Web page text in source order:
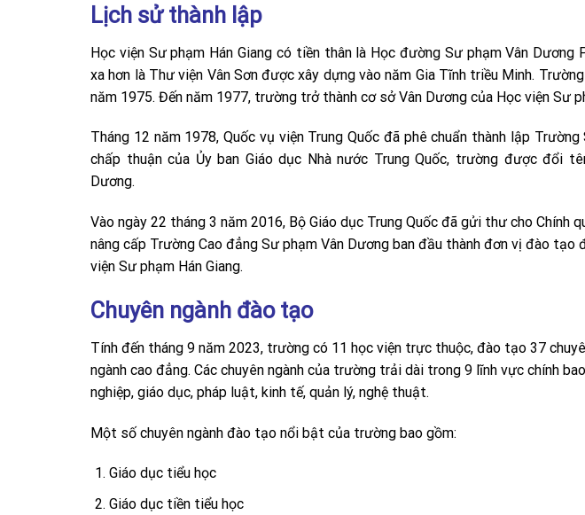
Lịch sử thành lập
Học viện Sư phạm Hán Giang có tiền thân là Học đường Sư phạm Vân
xa hơn là Thư viện Vân Sơn được xây dựng vào năm Gia Tĩnh triều Minh.
năm 1975. Đến năm 1977, trường trở thành cơ sở Vân Dương của Học viện Sư
Tháng 12 năm 1978, Quốc vụ viện Trung Quốc đã phê chuẩn thành lập
chấp thuận của Ủy ban Giáo dục Nhà nước Trung Quốc, trường được đổi
Dương.
Vào ngày 22 tháng 3 năm 2016, Bộ Giáo dục Trung Quốc đã gửi thư cho Chính
nâng cấp Trường Cao đẳng Sư phạm Vân Dương ban đầu thành đơn vị đào tạo
viện Sư phạm Hán Giang.
Chuyên ngành đào tạo
Tính đến tháng 9 năm 2023, trường có 11 học viện trực thuộc, đào tạo 37
ngành cao đẳng. Các chuyên ngành của trường trải dài trong 9 lĩnh vực chính
nghiệp, giáo dục, pháp luật, kinh tế, quản lý, nghệ thuật.
Một số chuyên ngành đào tạo nổi bật của trường bao gồm:
Giáo dục tiểu học
Giáo dục tiền tiểu học